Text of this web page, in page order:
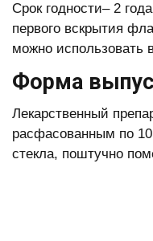
Срок годности– 2
первого вскрытия
можно использовать
Форма
Лекарственный
расфасованным по
стекла, поштучно